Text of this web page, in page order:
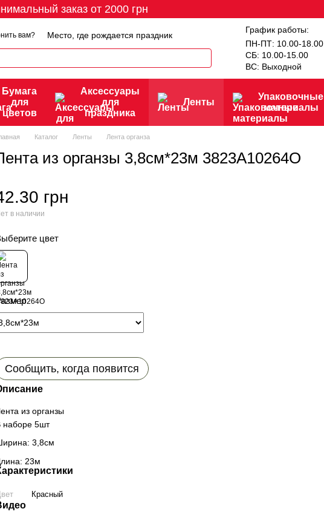
заказ от 2000 грн
вам? Место, где рождается праздник
График работы:
ПН-ПТ: 10.00-18.00
СБ: 10.00-15.00
ВС: Выходной
Бумага
для
цветов
Аксессуары
для
праздника
Ленты
Упаковочные
материалы
Каталог Ленты Лента органза
из органзы 3,8см*23м 3823A10264O
грн
в наличии
цвет
Сообщить, когда появится
из органзы
наборе 5шт
3,8см
23м
Цвет Красный